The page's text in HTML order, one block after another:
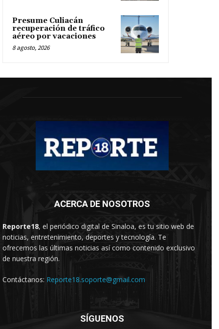
Presume Culiacán
recuperación de tráfico
aéreo por vacaciones
8 agosto, 2026
ACERCA DE NOSOTROS
Reporte18, el periódico digital de Sinaloa, es tu sitio web de
noticias, entretenimiento, deportes y tecnología. Te
ofrecemos las últimas noticias así como contenido exclusivo
de nuestra región.
Contáctanos: Reporte18.soporte@gmail.com
SÍGUENOS